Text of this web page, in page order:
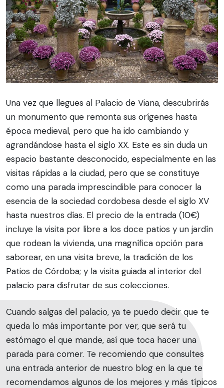
Una vez que llegues al Palacio de Viana, descubrirás
un monumento que remonta sus orígenes hasta
época medieval, pero que ha ido cambiando y
agrandándose hasta el siglo XX. Este es sin duda un
espacio bastante desconocido, especialmente en las
visitas rápidas a la ciudad, pero que se constituye
como una parada imprescindible para conocer la
esencia de la sociedad cordobesa desde el siglo XV
hasta nuestros días. El precio de la entrada (10€)
incluye la visita por libre a los doce patios y un jardín
que rodean la vivienda, una magnífica opción para
saborear, en una visita breve, la tradición de los
Patios de Córdoba; y la visita guiada al interior del
palacio para disfrutar de sus colecciones.
Cuando salgas del palacio, ya te puedo decir que te
queda lo más importante por ver, que será tu
estómago el que mande, así que toca hacer una
parada para comer. Te recomiendo que consultes
una entrada anterior de nuestro blog en la que te
recomendamos algunos de los mejores y más típicos